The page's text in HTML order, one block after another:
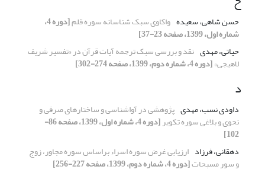
حسن شاهی، سعیده واکاوی سبک شناسانه سوره قلم [دوره 4،
شماره اول، 1399، صفحه 23-37]
حیاتی، مهدی نقد و بررسی سبک ترجمه آیات قرآن در «تفسیر شریف
لاهیجی»[دوره 4، شماره دوم، 1399، صفحه 274-302]
د
داودی نسب، مهدی پژوهشی در آواشناسی و ساختارهای صرفی و
نحوی و بلاغی سوره تکویر [دوره 4، شماره اول، 1399، صفحه 86-
102]
دهقانی، فرزاد ارزیابی غرض سوره اسراء براساس سوره مجاور، زوج
و سور مسبحات[دوره 4، شماره دوم، 1399، صفحه 227-256]